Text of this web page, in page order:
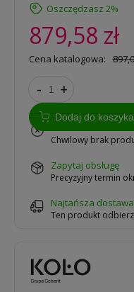
Oszczędzasz 2%
879,58 zł
Cena katalogowa:
- +
Dodaj do koszyka
Chwilowy brak
zapytaj obsługę
Precyzyjny termin
Najtańsza
Ten produkt